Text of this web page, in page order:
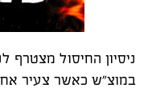
ניסיון החיסול מצטרף
במוצ"ש כאשר צעיר